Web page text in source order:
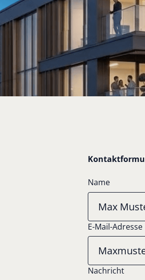
Kontaktformu
Name
E-Mail-Adresse
Nachricht